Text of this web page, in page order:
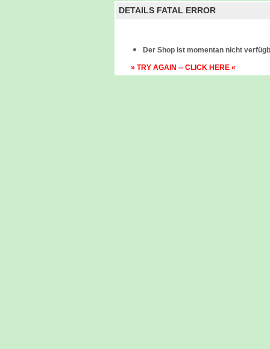
DETAILS FATAL ERROR
Der Shop ist momentan nicht
» TRY AGAIN -- CLICK HERE «